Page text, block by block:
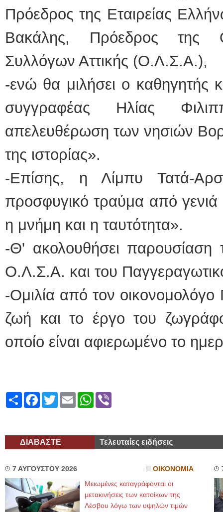
Πρόεδρος της Εταιρείας
Βακάλης, Πρόεδρος της
Συλλόγων Αττικής (Ο.Λ.Σ.Α.),
-ενώ θα μιλήσει ο καθηγητής
συγγραφέας Ηλίας
απελευθέρωση των νησιών
της ιστορίας».
-Επίσης, η Λίμπυ Τατά-
προσφυγικό τραύμα από γενιά
η μνήμη και η ταυτότητα».
-Θ' ακολουθήσει παρουσίαση
Ο.Λ.Σ.Α. και του
-Ομιλία από τον
ζωή και το έργο του
οποίο είναι αφιερωμένο το
ShareFacebook
TwitterEmailWhatsApp
ΔΙΑΒΑΣΤΕ Τελευταίες ειδήσεις
7 ΑΥΓΟΥΣΤΟΥ 2026 ΟΙΚΟΝΟΜΙΑ
Μειωμένες καταγράφονται οι
μετακινήσεις των κατοίκων της
Λέσβου λόγω των υψηλών τιμών